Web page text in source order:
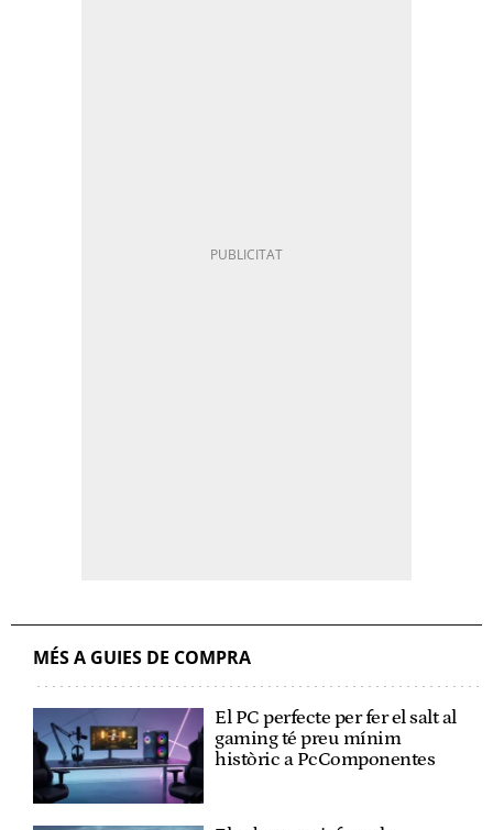
MÉS A GUIES DE COMPRA
El PC perfecte per fer el salt al
gaming té preu mínim
històric a PcComponentes